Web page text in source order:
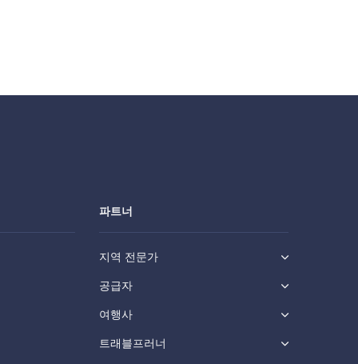
파트너
지역 전문가
공급자
여행사
트래블프러너